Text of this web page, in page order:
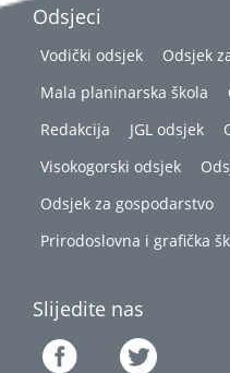
Odsjeci
Vodički odsjek
Odsjek
Mala planinarska škola
Redakcija
JGL odsjek
Visokogorski odsjek
Odsjek za gospodarstvo
Prirodoslovna i grafička
Slijedite nas